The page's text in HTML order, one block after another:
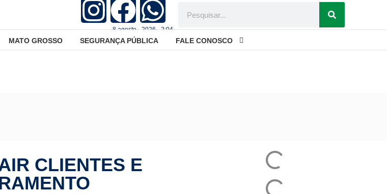
8.agosto - 2026 - 2:04
MATO GROSSO SEGURANÇA PÚBLICA FALE CONOSCO
CLIENTES E